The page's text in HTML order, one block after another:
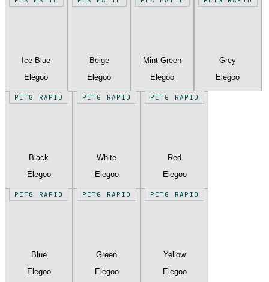
Ice Blue
Elegoo
Beige
Elegoo
Mint Green
Elegoo
Grey
Elegoo
PETG RAPID
Black
Elegoo
PETG RAPID
White
Elegoo
PETG RAPID
Red
Elegoo
PETG RAPID
Blue
Elegoo
PETG RAPID
Green
Elegoo
PETG RAPID
Yellow
Elegoo